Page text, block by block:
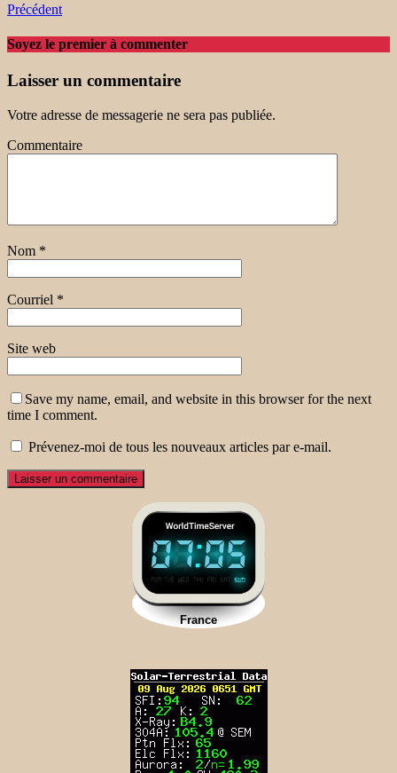
Précédent
Soyez le premier à commenter
Laisser un commentaire
Votre adresse de messagerie ne sera pas publiée.
Commentaire
Nom *
Courriel *
Site web
Save my name, email, and website in this browser for the next
time I comment.
Prévenez-moi de tous les nouveaux articles par e-mail.